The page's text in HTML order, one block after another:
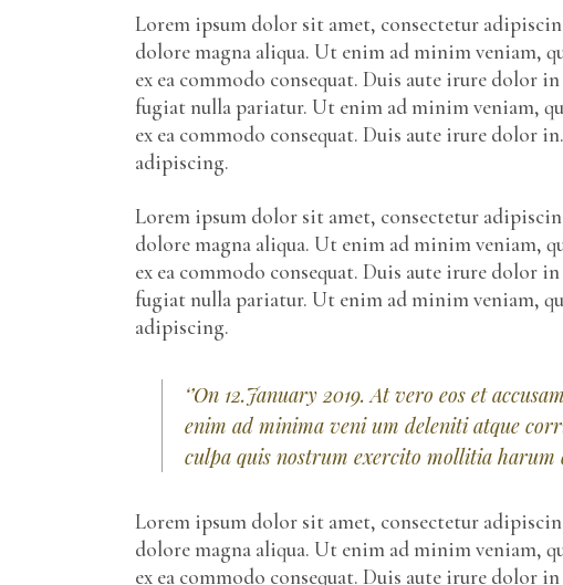
Lorem ipsum dolor sit amet, consectetur
dolore magna aliqua. Ut enim ad minim veniam,
ex ea commodo consequat. Duis aute irure dolor
fugiat nulla pariatur. Ut enim ad minim veniam,
ex ea commodo consequat. Duis aute irure dolor
adipiscing.
Lorem ipsum dolor sit amet, consectetur
dolore magna aliqua. Ut enim ad minim veniam,
ex ea commodo consequat. Duis aute irure dolor
fugiat nulla pariatur. Ut enim ad minim veniam,
adipiscing.
‘’On 12.January 2019. At vero eos et
enim ad minima veni um deleniti atque
culpa quis nostrum exercito mollitia harum
Lorem ipsum dolor sit amet, consectetur
dolore magna aliqua. Ut enim ad minim veniam,
ex ea commodo consequat. Duis aute irure dolor